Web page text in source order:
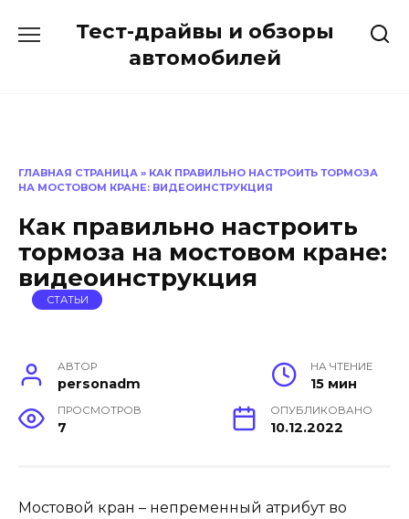
Тест-драйвы и обзоры
автомобилей
ГЛАВНАЯ СТРАНИЦА » КАК ПРАВИЛЬНО НАСТРОИТЬ ТОРМОЗА
НА МОСТОВОМ КРАНЕ: ВИДЕОИНСТРУКЦИЯ
Как правильно настроить
тормоза на мостовом кране:
видеоинструкция
СТАТЬИ
АВТОР
personadm
НА ЧТЕНИЕ
15 мин
ПРОСМОТРОВ
7
ОПУБЛИКОВАНО
10.12.2022
Мостовой кран – непременный атрибут во